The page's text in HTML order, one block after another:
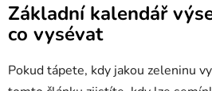
Základní kalendář
co vysévat
Pokud tápete, kdy jakou zeleninu